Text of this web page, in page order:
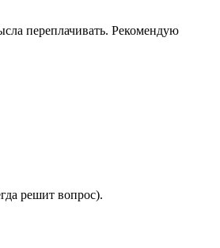
переплачивать. Рекомендую
решит вопрос).